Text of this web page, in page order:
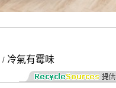
/ 冷氣有霉味